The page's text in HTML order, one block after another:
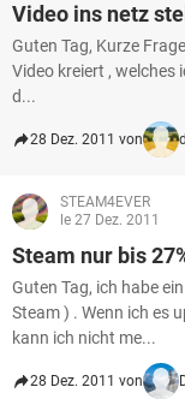
Video ins netz
Guten Tag, Kurze
Video kreiert , welches
d...
28 Dez. 2011 von
STEAM4EVER
le 27 Dez. 2011
Steam nur bis
Guten Tag, ich habe
Steam ) . Wenn ich es
kann ich nicht me...
28 Dez. 2011 von